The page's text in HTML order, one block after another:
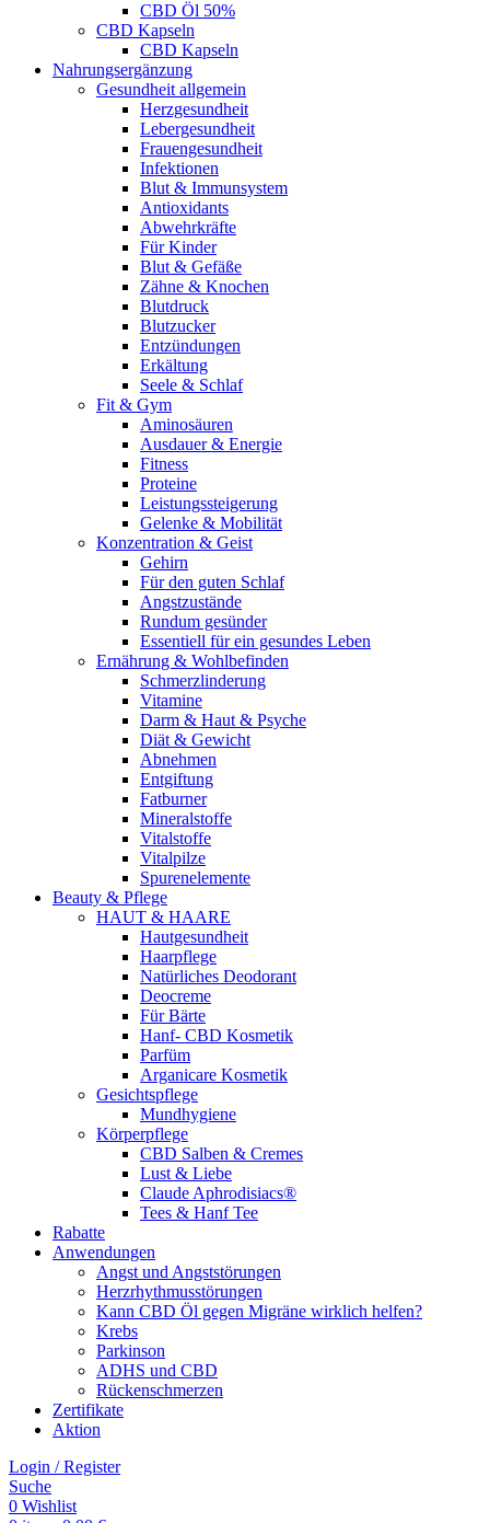
CBD Öl 50%
CBD Kapseln
CBD Kapseln
Nahrungsergänzung
Gesundheit allgemein
Herzgesundheit
Lebergesundheit
Frauengesundheit
Infektionen
Blut & Immunsystem
Antioxidants
Abwehrkräfte
Für Kinder
Blut & Gefäße
Zähne & Knochen
Blutdruck
Blutzucker
Entzündungen
Erkältung
Seele & Schlaf
Fit & Gym
Aminosäuren
Ausdauer & Energie
Fitness
Proteine
Leistungssteigerung
Gelenke & Mobilität
Konzentration & Geist
Gehirn
Für den guten Schlaf
Angstzustände
Rundum gesünder
Essentiell für ein gesundes Leben
Ernährung & Wohlbefinden
Schmerzlinderung
Vitamine
Darm & Haut & Psyche
Diät & Gewicht
Abnehmen
Entgiftung
Fatburner
Mineralstoffe
Vitalstoffe
Vitalpilze
Spurenelemente
Beauty & Pflege
HAUT & HAARE
Hautgesundheit
Haarpflege
Natürliches Deodorant
Deocreme
Für Bärte
Hanf- CBD Kosmetik
Parfüm
Arganicare Kosmetik
Gesichtspflege
Mundhygiene
Körperpflege
CBD Salben & Cremes
Lust & Liebe
Claude Aphrodisiacs®
Tees & Hanf Tee
Rabatte
Anwendungen
Angst und Angststörungen
Herzrhythmusstörungen
Kann CBD Öl gegen Migräne wirklich helfen?
Krebs
Parkinson
ADHS und CBD
Rückenschmerzen
Zertifikate
Aktion
Login / Register
Suche
0 Wishlist